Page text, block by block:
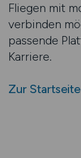
Fliegen mit
verbinden
passende
Karriere.
Zur